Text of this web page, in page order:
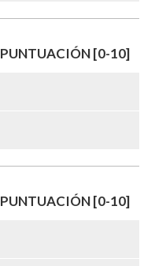
PUNTUACIÓN [0-10]
PUNTUACIÓN [0-10]